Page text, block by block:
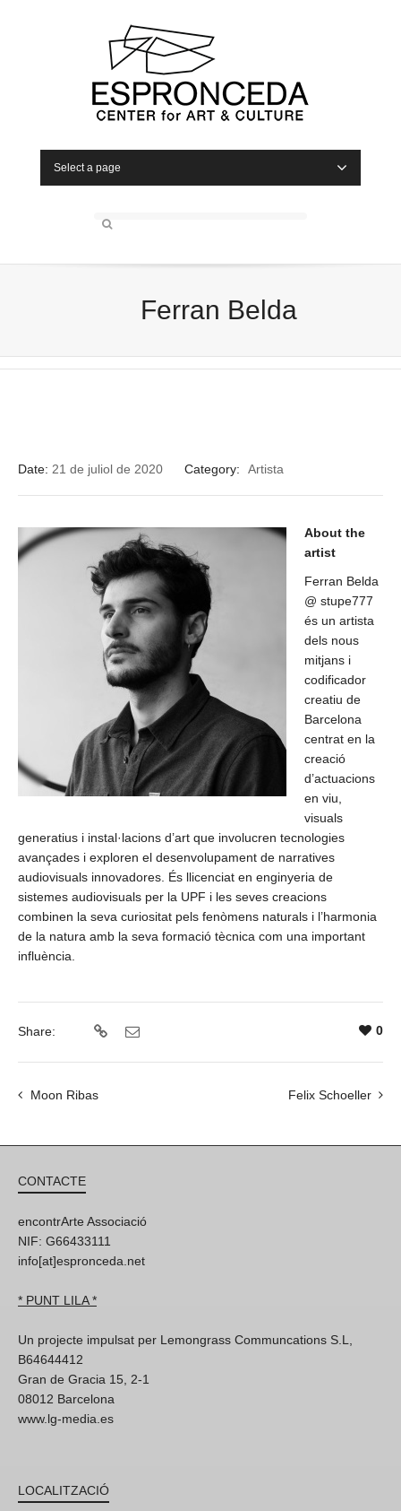
Select a page
Ferran Belda
Date: 21 de juliol de 2020 Category: Artista
About the
artist
Ferran Belda
@ stupe777
és un artista
dels nous
mitjans i
codificador
creatiu de
Barcelona
centrat en la
creació
d’actuacions
en viu,
visuals
generatius i instal·lacions d’art que involucren tecnologies
avançades i exploren el desenvolupament de narratives
audiovisuals innovadores. És llicenciat en enginyeria de
sistemes audiovisuals per la UPF i les seves creacions
combinen la seva curiositat pels fenòmens naturals i l’harmonia
de la natura amb la seva formació tècnica com una important
influència.
Share: 0
Moon Ribas Felix Schoeller
CONTACTE
encontrArte Associació
NIF: G66433111
info[at]espronceda.net
* PUNT LILA *
Un projecte impulsat per Lemongrass Communcations S.L,
B64644412
Gran de Gracia 15, 2-1
08012 Barcelona
www.lg-media.es
LOCALITZACIÓ